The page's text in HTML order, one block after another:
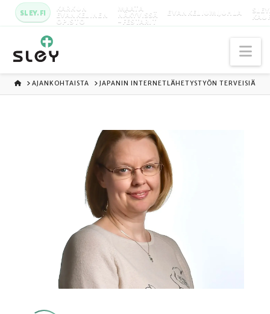
SLEY.FI KARKUN
EVANKELINEN
OPISTO
MAATA
NÄKYVISSÄ
-FESTARIT
EVANKELIUMIJUHLA
ETUSIVU
AJANKOHTAISTA JAPANIN INTERNETLÄHETYSTYÖN TERVEISIÄ